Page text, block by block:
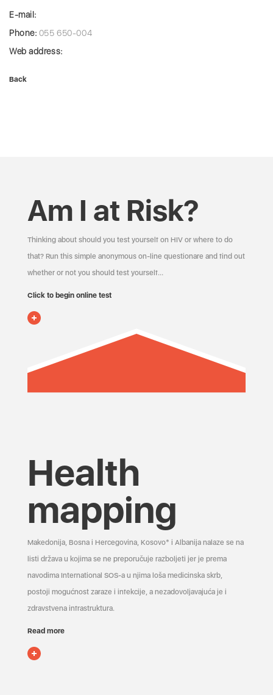
E-mail:
Phone: 055 650-004
Web address:
Back
Am I at Risk?
Thinking about should you test yourself on HIV or where to do
that? Run this simple anonymous on-line questionare and find out
whether or not you should test yourself…
Click to begin online test
Health
mapping
Makedonija, Bosna i Hercegovina, Kosovo* i Albanija nalaze se na
listi država u kojima se ne preporučuje razboljeti jer je prema
navodima International SOS-a u njima loša medicinska skrb,
postoji mogućnost zaraze i infekcije, a nezadovoljavajuća je i
zdravstvena infrastruktura.
Read more